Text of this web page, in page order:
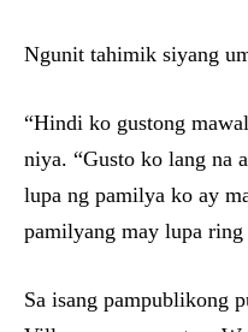
Ngunit tahimik siyang
“Hindi ko gustong
niya. “Gusto ko lang na
lupa ng pamilya ko ay
pamilyang may lupa ring
Sa isang pampublikong